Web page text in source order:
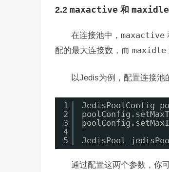
2.2 maxactive 和 maxidle
在连接池中， maxactive
配的最大连接数，而 maxidle
以Jedis为例，配置连接池
1
2
3
4
5
JedisPoolConfig
JedisPool
通过配置这两个参数，你